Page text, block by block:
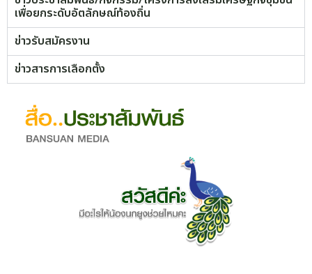
เพื่อยกระดับอัตลักษณ์ท้องถิ่น
ข่าวรับสมัครงาน
ข่าวสารการเลือกตั้ง